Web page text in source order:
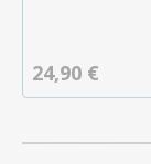
24,90 €